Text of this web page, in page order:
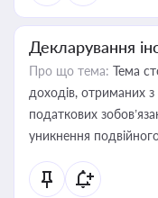
Декларування
Про що тема: Тема
доходів, отриманих
податкових
уникнення